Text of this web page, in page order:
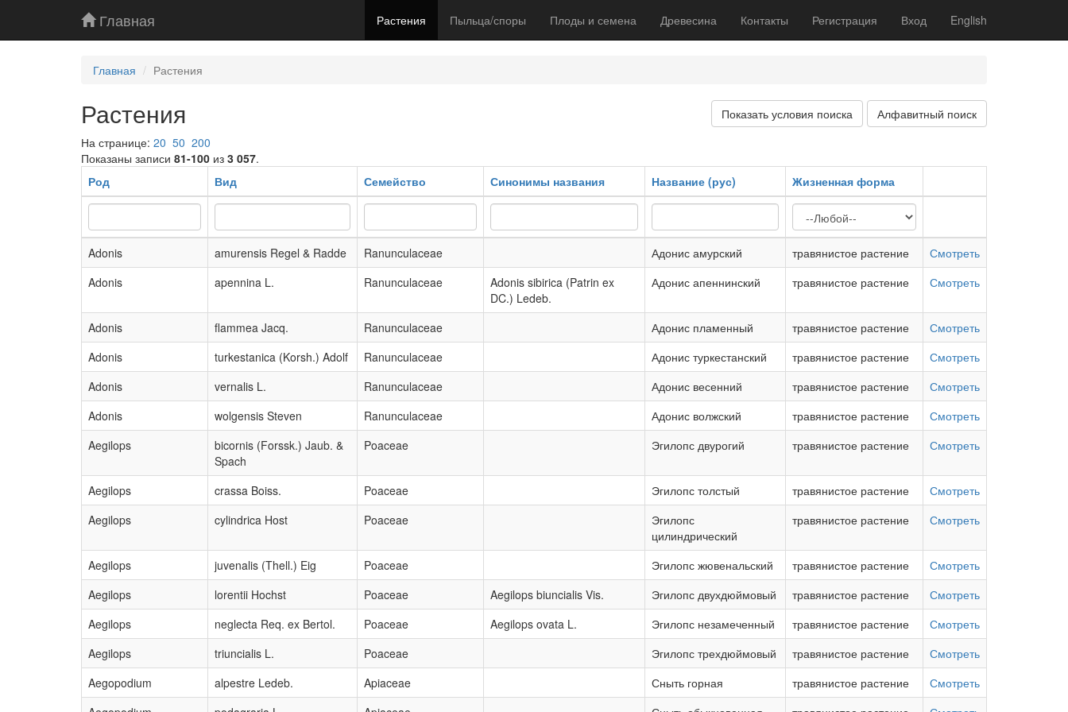
Главная Растения Пыльца/споры Плоды и семена Древесина Контакты Регистрация Вход English
Главная Растения
Показать условия поиска Алфавитный поиск
Растения
На странице: 20 50 200
Показаны записи 81-100 из 3 057.
Род
Вид Семейство Синонимы названия Название (рус) Жизненная форма
Adonis amurensis Regel & Radde Ranunculaceae Адонис амурский травянистое растение
Смотреть
Adonis
apennina L. Ranunculaceae
Adonis sibirica (Patrin ex
DC.) Ledeb.
Адонис апеннинский травянистое растение Смотреть
Adonis flammea Jacq. Ranunculaceae Адонис пламенный травянистое растение
Смотреть
Adonis
turkestanica (Korsh.) Adolf Ranunculaceae Адонис туркестанский травянистое растение
Смотреть
Adonis
vernalis L. Ranunculaceae Адонис весенний травянистое растение
Смотреть
Adonis
wolgensis Steven Ranunculaceae Адонис волжский травянистое растение
Смотреть
Aegilops
bicornis (Forssk.) Jaub. &
Spach
Poaceae Эгилопс двурогий травянистое растение Смотреть
Aegilops crassa Boiss. Poaceae Эгилопс толстый травянистое растение
Смотреть
Aegilops
cylindrica Host Poaceae
Эгилопс
цилиндрический
травянистое растение Смотреть
Aegilops juvenalis (Thell.) Eig Poaceae Эгилопс жювенальский травянистое растение
Смотреть
Aegilops
lorentii Hochst Poaceae Aegilops biuncialis Vis. Эгилопс двухдюймовый травянистое растение
Смотреть
Aegilops
neglecta Req. ex Bertol. Poaceae Aegilops ovata L. Эгилопс незамеченный травянистое растение
Смотреть
Aegilops
triuncialis L. Poaceae Эгилопс трехдюймовый травянистое растение
Смотреть
Aegopodium
alpestre Ledeb. Apiaceae Сныть горная травянистое растение
Смотреть